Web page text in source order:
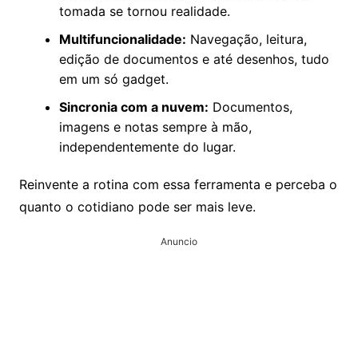
tomada se tornou realidade.
Multifuncionalidade: Navegação, leitura,
edição de documentos e até desenhos, tudo
em um só gadget.
Sincronia com a nuvem: Documentos,
imagens e notas sempre à mão,
independentemente do lugar.
Reinvente a rotina com essa ferramenta e perceba o
quanto o cotidiano pode ser mais leve.
Anuncio